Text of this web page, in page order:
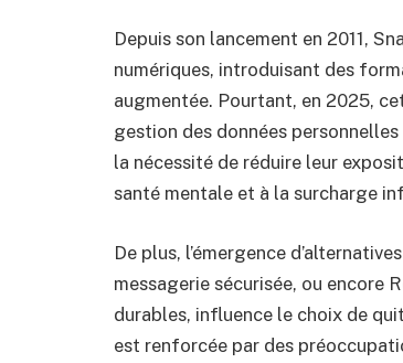
Depuis son lancement en 2011,
numériques, introduisant des
augmentée. Pourtant, en 2025,
gestion des données
la nécessité de réduire leur
santé mentale et à la surcharge
De plus, l’émergence
messagerie sécurisée, ou encore
durables, influence le choix de
est renforcée par des